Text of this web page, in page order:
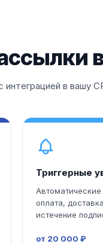
в вашу
Триггерные
оплата,
истечение
от 20 000 ₽